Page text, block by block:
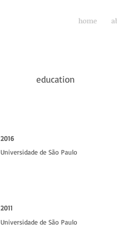
home
education
2016
Universidade de São Paulo
2011
Universidade de São Paulo